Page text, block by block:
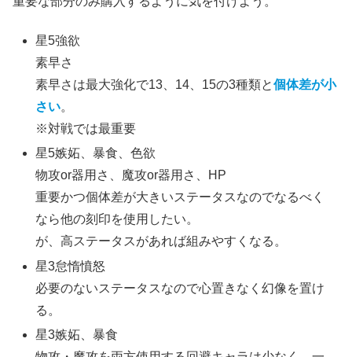
星5強欲
素早さ
素早さは最大強化で13、14、15の3種類と個体差が小
さい。
※対戦では最重要
星5嫉妬、暴食、色欲
物攻or器用さ、魔攻or器用さ、HP
重要かつ個体差が大きいステータスなのでなるべく
なら他の刻印を使用したい。
が、高ステータスがあれば組みやすくなる。
星3怠惰憤怒
必要のないステータスなので心置きなく幻像を置け
る。
星3嫉妬、暴食